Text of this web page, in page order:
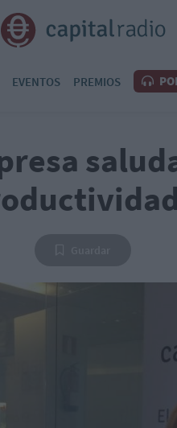
EVENTOS PREMIOS